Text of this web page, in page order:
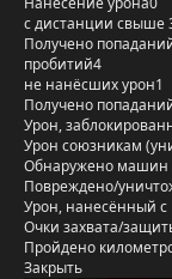
с дистанции свыше
Получено
пробитий4
не нанёсших урон1
Получено
Урон,
Урон союзникам
Обнаружено машин
Повреждено/
Урон, нанесённый
Очки захвата/
Пройдено
Закрыть